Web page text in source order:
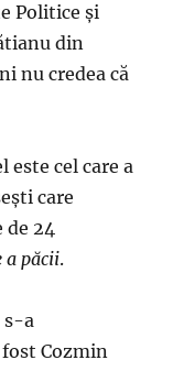
Politice și
din
nu credea că
este cel care a
care
de 24
a păcii.
s-a
fost Cozmin